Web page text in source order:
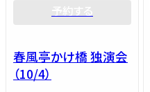
春風亭かけ橋 独演会
（10/4）